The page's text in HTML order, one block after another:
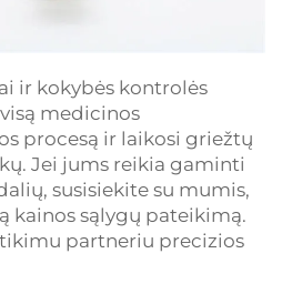
ir kokybės kontrolės
medicinos
procesą ir laikosi griežtų
Jei jums reikia gaminti
susisiekite su mumis,
kainos sąlygų pateikimą.
partneriu precizios